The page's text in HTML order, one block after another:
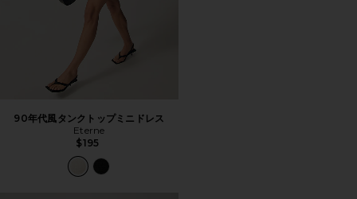
90年代風タンクトップミニドレス
Eterne
$195